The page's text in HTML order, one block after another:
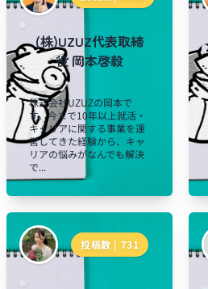
(株)UZUZ代表取締
役 岡本啓毅
株式会社UZUZの岡本で
す。今まで10年以上就活・
キャリアに関する事業を運
営してきた経験から、キャ
リアの悩みがなんでも解決
で...
投稿数 | 731